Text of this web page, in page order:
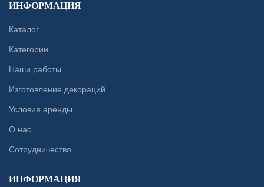
ИНФОРМАЦИЯ
Каталог
Категории
Наши работы
Изготовление декораций
Условия аренды
О нас
Сотрудничество
ИНФОРМАЦИЯ